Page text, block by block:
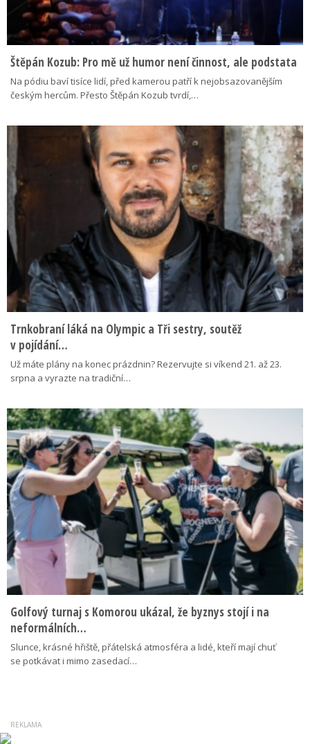
Štěpán Kozub: Pro mě už humor není činnost, ale podstata
Na pódiu baví tisíce lidí, před kamerou patří k nejobsazovanějším
českým hercům. Přesto Štěpán Kozub tvrdí,…
Trnkobraní láká na Olympic a Tři sestry, soutěž
v pojídání…
Už máte plány na konec prázdnin? Rezervujte si víkend 21. až 23.
srpna a vyrazte na tradiční…
Golfový turnaj s Komorou ukázal, že byznys stojí i na
neformálních…
Slunce, krásné hřiště, přátelská atmosféra a lidé, kteří mají chuť
se potkávat i mimo zasedací…